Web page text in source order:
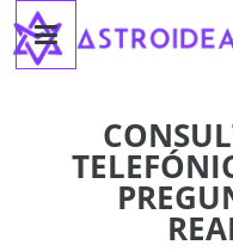
Saltar
contenido